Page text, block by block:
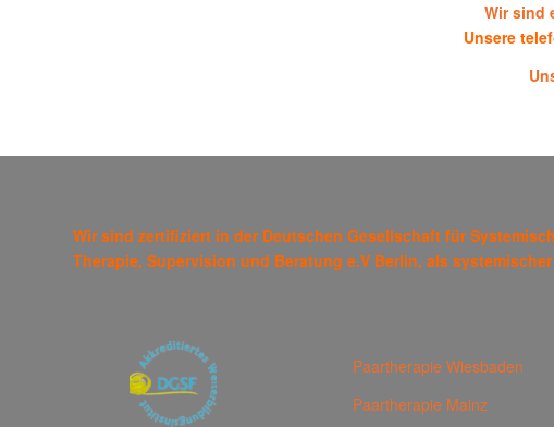
Wir sind
Unsere
Wir sind zertifiziert in der Deutschen Gesellschaft für
Therapie, Supervision und Beratung e.V Berlin, als
Paartherapie Wiesbaden
Paartherapie Mainz